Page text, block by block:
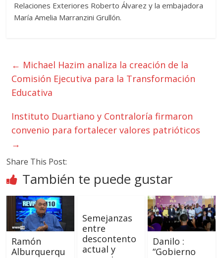
Relaciones Exteriores Roberto Álvarez y la embajadora
María Amelia Marranzini Grullón.
← Michael Hazim analiza la creación de la
Comisión Ejecutiva para la Transformación
Educativa
Instituto Duartiano y Contraloría firmaron
convenio para fortalecer valores patrióticos
→
Share This Post:
También te puede gustar
Ramón
Alburquerqu
Semejanzas
entre
descontento
actual y
Danilo :
“Gobierno